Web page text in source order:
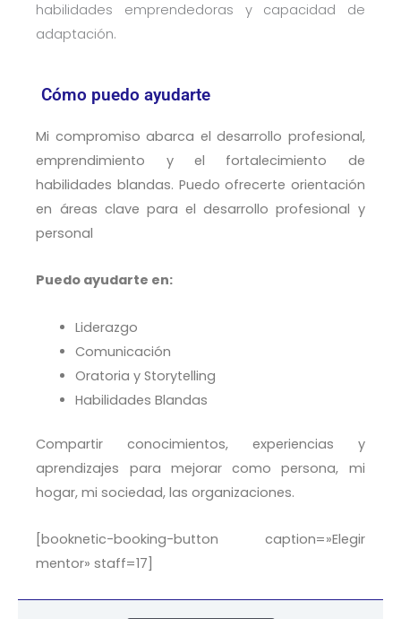
habilidades emprendedoras y capacidad de
adaptación.
Cómo puedo ayudarte
Mi compromiso abarca el desarrollo profesional,
emprendimiento y el fortalecimiento de
habilidades blandas. Puedo ofrecerte orientación
en áreas clave para el desarrollo profesional y
personal
Puedo ayudarte en:
Liderazgo
Comunicación
Oratoria y Storytelling
Habilidades Blandas
Compartir conocimientos, experiencias y
aprendizajes para mejorar como persona, mi
hogar, mi sociedad, las organizaciones.
[booknetic-booking-button caption=»Elegir
mentor» staff=17]